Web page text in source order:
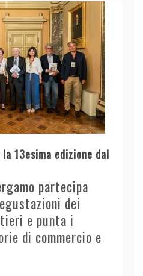
13esima edizione dal
partecipa
dei
e punta i
di commercio e